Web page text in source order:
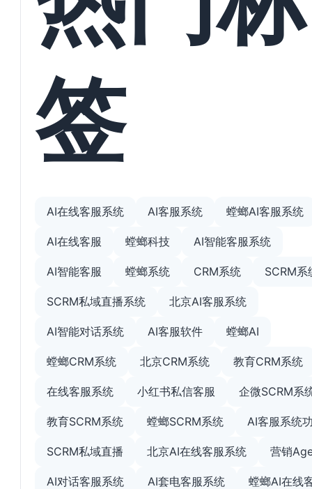
签
AI在线客服系统 AI客服系统 螳螂AI客服系统
AI在线客服 螳螂科技 AI智能客服系统
AI智能客服 螳螂系统 CRM系统 SCRM系
SCRM私域直播系统 北京AI客服系统
AI智能对话系统 AI客服软件 螳螂AI
螳螂CRM系统 北京CRM系统 教育CRM系统
在线客服系统 小红书私信客服 企微SCRM系
教育SCRM系统 螳螂SCRM系统 AI客服系统
SCRM私域直播 北京AI在线客服系统 营销
AI对话客服系统 AI套电客服系统 螳螂AI在线